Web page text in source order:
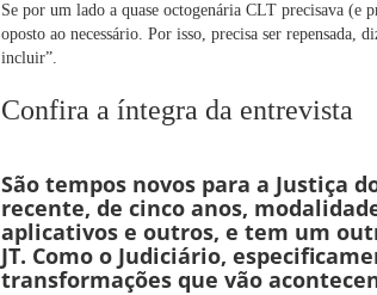
Se por um lado a quase octogenária CLT precisava (e
oposto ao necessário. Por isso, precisa ser
incluir”.
Confira a íntegra da entrevista
São tempos novos para a Justiça
recente, de cinco anos,
aplicativos e outros, e tem um
JT. Como o Judiciário,
transformações que vão